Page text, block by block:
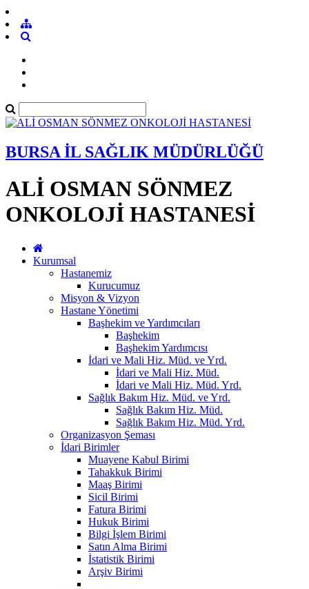
BURSA İL SAĞLIK MÜDÜRLÜĞÜ
ALİ OSMAN SÖNMEZ
ONKOLOJİ HASTANESİ
Kurumsal
Hastanemiz
Kurucumuz
Misyon & Vizyon
Hastane Yönetimi
Başhekim ve Yardımcıları
Başhekim
Başhekim Yardımcısı
İdari ve Mali Hiz. Müd. ve Yrd.
İdari ve Mali Hiz. Müd.
İdari ve Mali Hiz. Müd. Yrd.
Sağlık Bakım Hiz. Müd. ve Yrd.
Sağlık Bakım Hiz. Müd.
Sağlık Bakım Hiz. Müd. Yrd.
Organizasyon Şeması
İdari Birimler
Muayene Kabul Birimi
Tahakkuk Birimi
Maaş Birimi
Sicil Birimi
Fatura Birimi
Hukuk Birimi
Bilgi İşlem Birimi
Satın Alma Birimi
İstatistik Birimi
Arşiv Birimi